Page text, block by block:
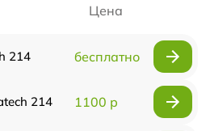
Цена
214 бесплатно
214 1100 р